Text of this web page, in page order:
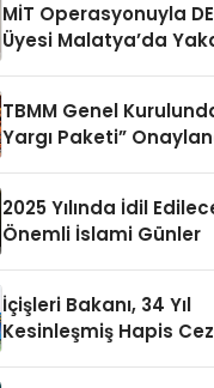
MİT Operasyonuyla
Üyesi Malatya’da
TBMM Genel
Yargı Paketi”
2025 Yılında İdil
Önemli İslami Günler
İçişleri Bakanı, 34 Yıl
Kesinleşmiş Hapis